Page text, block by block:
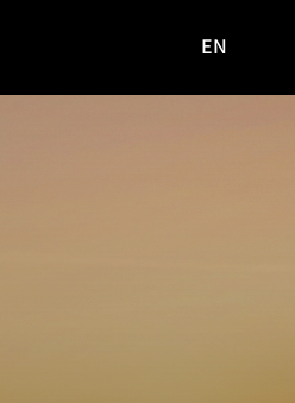
사이트로
EN